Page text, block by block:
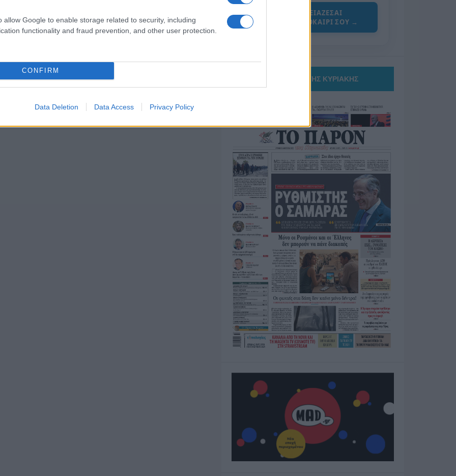
allow Google to enable storage related to security, including
functionality and fraud prevention, and other user protection.
CONFIRM
Data Deletion Data Access Privacy Policy
ΟΣΑ ΧΡΕΙΑΖΕΣΑΙ
ΓΙΑ ΤΟ ΚΑΛΟΚΑΙΡΙ ΣΟΥ →
ΤΟ ΠΑΡΟΝ ΤΗΣ ΚΥΡΙΑΚΗΣ